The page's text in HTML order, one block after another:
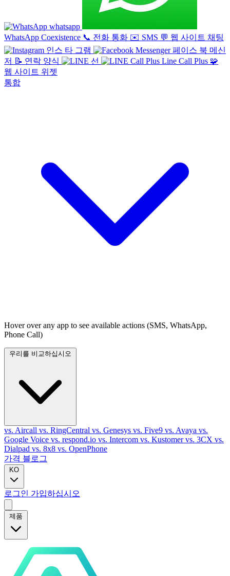
whatsapp
WhatsApp Coexistence 📞 전화 통화 ✉️ SMS 💬 웹 사이트 채팅
인스 타 그램
페이스 북 메신
저 📝 연락 양식 선 Line Call Plus 🧩
웹 사이트 위젯
통합
Hover over any app to see available actions (SMS, WhatsApp,
Phone Call)
vs. Aircall vs. RingCentral vs. Genesys vs. Five9 vs. Avaya vs.
Google Voice vs. respond.io vs. Intercom vs. Kustomervs. 3CX vs.
Dialpad vs. 8x8 vs. OpenPhone
가격 블로그
KO
로그인 가입하십시오
제품